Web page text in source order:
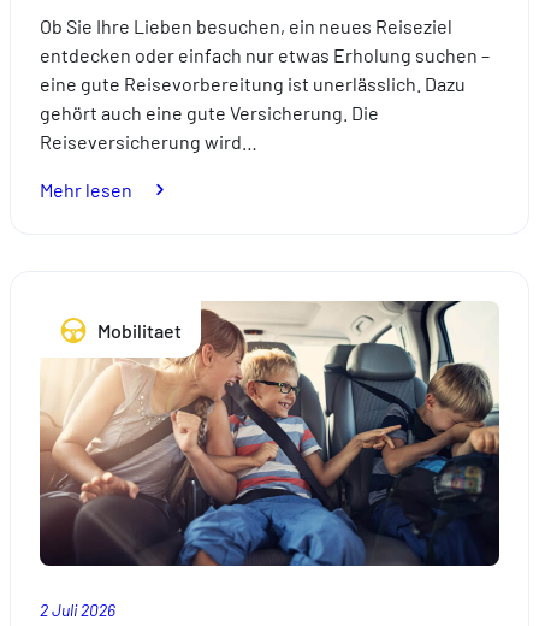
Ob Sie Ihre Lieben besuchen, ein neues Reiseziel
entdecken oder einfach nur etwas Erholung suchen –
eine gute Reisevorbereitung ist unerlässlich. Dazu
gehört auch eine gute Versicherung. Die
Reiseversicherung wird…
Mehr lesen
Reisen
ganz
entspannt
mit
einer
passenden
Versicherung
Mobilitaet
2 Juli 2026